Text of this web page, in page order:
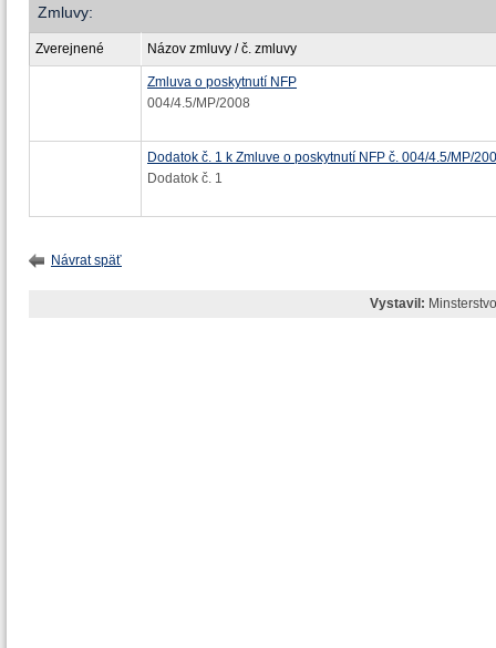
Zmluvy:
Zverejnené Názov zmluvy / č. zmluvy
Zmluva o poskytnutí NFP
004/4.5/MP/2008
Dodatok č. 1 k Zmluve o poskytnutí NFP č. 004/4.5/MP/
Dodatok č. 1
Návrat späť
Vystavil: